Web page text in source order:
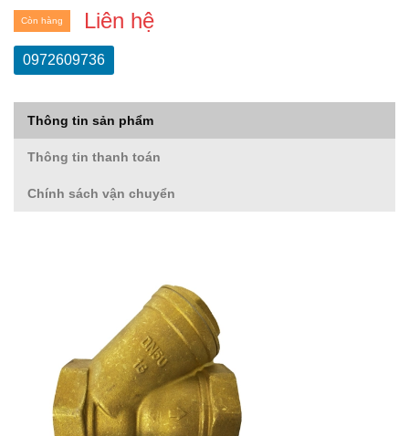
Liên hệ
Còn hàng
0972609736
Thông tin sản phẩm
Thông tin thanh toán
Chính sách vận chuyển